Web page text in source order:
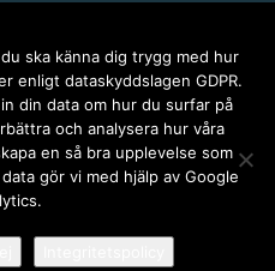
MEDIER
ska känna dig trygg med hur
enligt dataskyddslagen GDPR.
din data om hur du surfar på
och analysera hur våra
en så bra upplevelse som
gör vi med hjälp av Google